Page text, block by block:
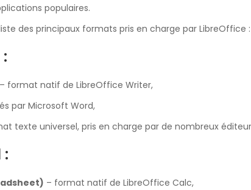
populaires.
des principaux formats pris en charge par LibreOffice :
format natif de LibreOffice Writer,
par Microsoft Word,
texte universel, pris en charge par de nombreux
– format natif de LibreOffice Calc,